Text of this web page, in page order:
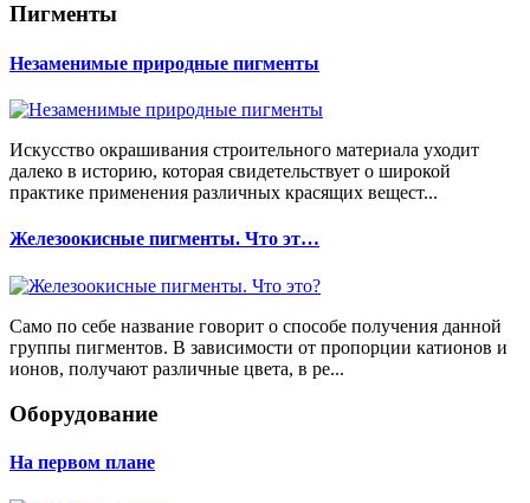
Пигменты
Незаменимые природные пигменты
Искусство окрашивания строительного материала уходит
далеко в историю, которая свидетельствует о широкой
практике применения различных красящих вещест...
Железоокисные пигменты. Что эт…
Само по себе название говорит о способе получения данной
группы пигментов. В зависимости от пропорции катионов и
ионов, получают различные цвета, в ре...
Оборудование
На первом плане